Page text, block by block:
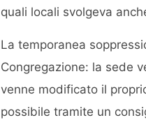
quali locali svolgeva
La temporanea
Congregazione: la sede
venne modificato il
possibile tramite un